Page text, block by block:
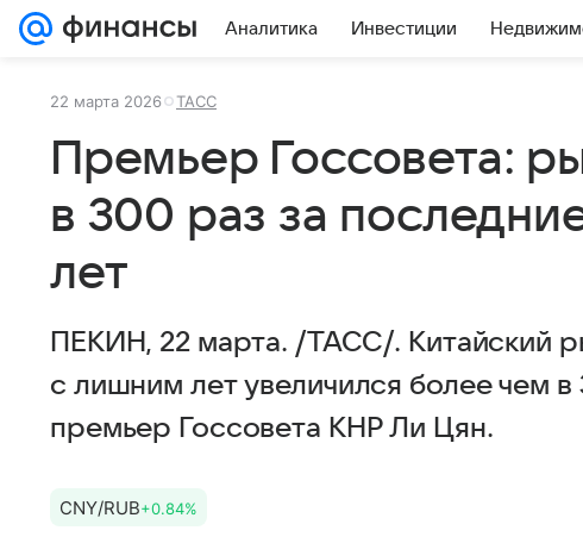
Аналитика Инвестиции
22 марта 2026 ТАСС
Премьер Госсовета:
в 300 раз за
лет
ПЕКИН, 22 марта. /ТАСС/. Китайский
с лишним лет увеличился более чем
премьер Госсовета КНР Ли Цян.
CNY/RUB+0.84%